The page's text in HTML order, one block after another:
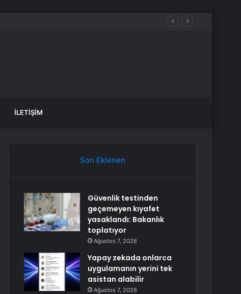
İLETIŞIM
Son Eklenen
Güvenlik testinden
geçemeyen kıyafet
yasaklandı: Bakanlık
toplatıyor
Ağustos 7, 2026
Yapay zekada onlarca
uygulamanın yerini tek
asistan alabilir
Ağustos 7, 2026